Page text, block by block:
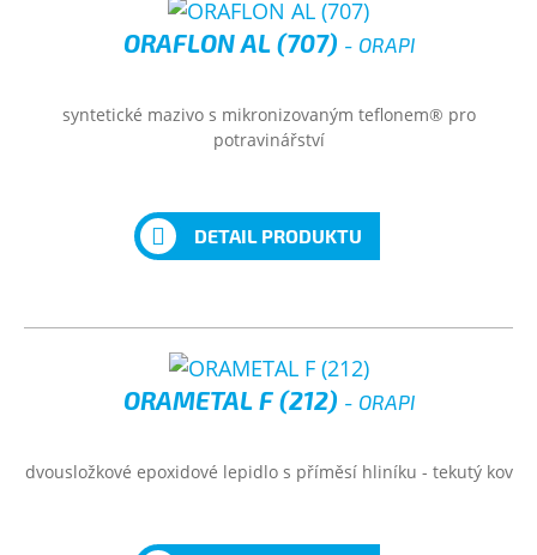
ORAFLON AL (707) - ORAPI
syntetické mazivo s mikronizovaným teflonem® pro
potravinářství
DETAIL PRODUKTU
ORAMETAL F (212) - ORAPI
dvousložkové epoxidové lepidlo s příměsí hliníku - tekutý kov